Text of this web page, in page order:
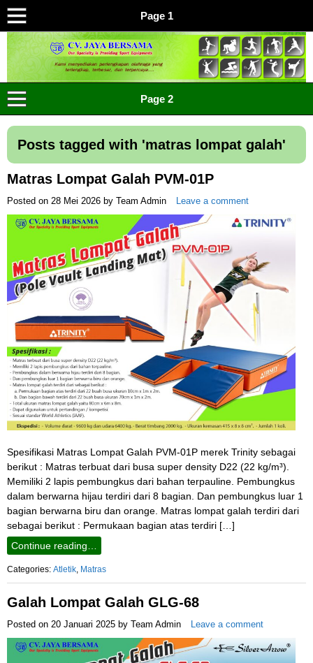
Page 1
CV JAYA BERSAMA Co Id
Menyediakan Semua Perlengkapan Olahraga Yang
Page 2
Posts tagged with 'matras lompat galah'
Matras Lompat Galah PVM-01P
Posted on 28 Mei 2026 by Team Admin Leave a comment
Spesifikasi Matras Lompat Galah PVM-01P merek Trinity sebagai
berikut : Matras terbuat dari busa super density D22 (22 kg/m³).
Memiliki 2 lapis pembungkus dari bahan terpauline. Pembungkus
dalam berwarna hijau terdiri dari 8 bagian. Dan pembungkus luar 1
bagian berwarna biru dan orange. Matras lompat galah terdiri dari
sebagai berikut : Permukaan bagian atas terdiri […]
Continue reading…
Categories: Atletik Matras
Galah Lompat Galah GLG-68
Posted on 20 Januari 2025 by Team Admin Leave a comment